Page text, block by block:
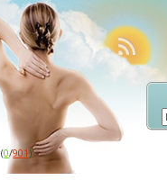
(0/901)